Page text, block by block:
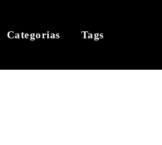
Categorias Tags